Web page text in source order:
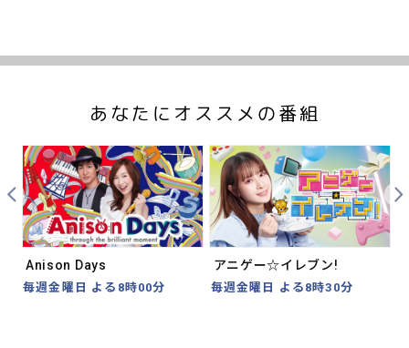
あなたにオススメの番組
Anison Days
毎週金曜日 よる8時00分
アニゲー☆イレブン!
毎週金曜日 よる8時30分